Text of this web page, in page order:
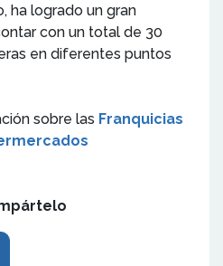
ha logrado un gran
con un total de 30
en diferentes puntos
sobre las Franquicias